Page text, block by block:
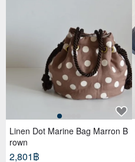
Linen Dot Marine Bag Marron B
rown
2,801฿